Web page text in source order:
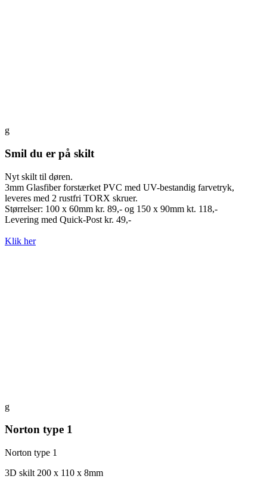
g
Smil du er på skilt
Nyt skilt til døren.
3mm Glasfiber forstærket PVC med UV-bestandig farvetryk,
leveres med 2 rustfri TORX skruer.
Størrelser: 100 x 60mm kr. 89,- og 150 x 90mm kt. 118,-
Levering med Quick-Post kr. 49,-
Klik her
g
Norton type 1
Norton type 1
3D skilt 200 x 110 x 8mm